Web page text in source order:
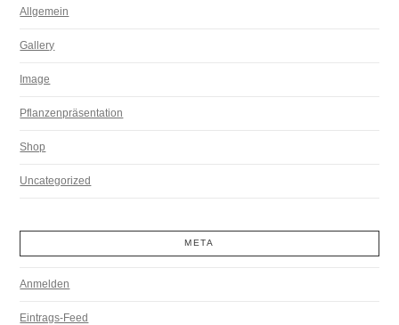
Allgemein
Gallery
Image
Pflanzenpräsentation
Shop
Uncategorized
META
Anmelden
Eintrags-Feed